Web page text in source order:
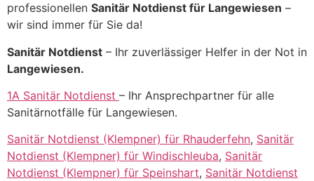
professionellen Sanitär Notdienst für Langewiesen –
wir sind immer für Sie da!
Sanitär Notdienst – Ihr zuverlässiger Helfer in der Not in
Langewiesen.
1A Sanitär Notdienst – Ihr Ansprechpartner für alle
Sanitärnotfälle für Langewiesen.
Sanitär Notdienst (Klempner) für Rhauderfehn, Sanitär
Notdienst (Klempner) für Windischleuba, Sanitär
Notdienst (Klempner) für Speinshart, Sanitär Notdienst